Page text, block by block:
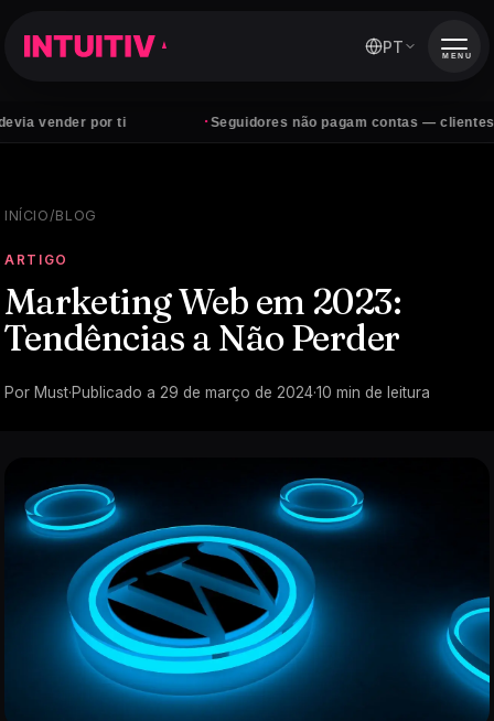
por ti Seguidores não pagam contas — clientes sim
PT MENU
INÍCIO/BLOG
ARTIGO
Marketing Web em 2023:
Tendências a Não Perder
Por Must·Publicado a 29 de março de 2024·10 min de leitura